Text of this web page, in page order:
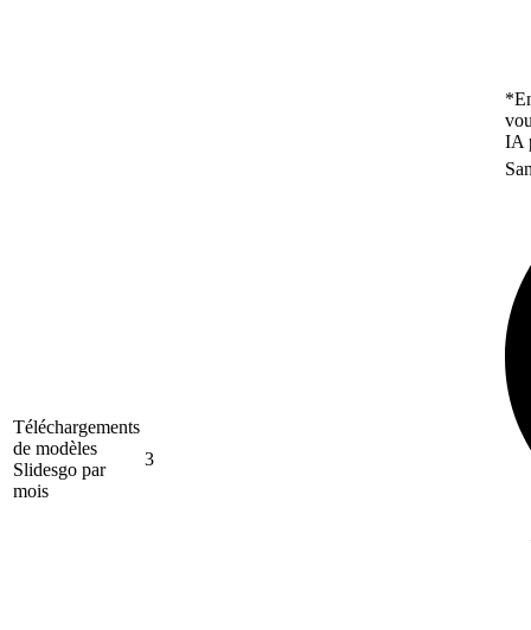
IA
Téléchargements
de modèles
Slidesgo par
mois
3